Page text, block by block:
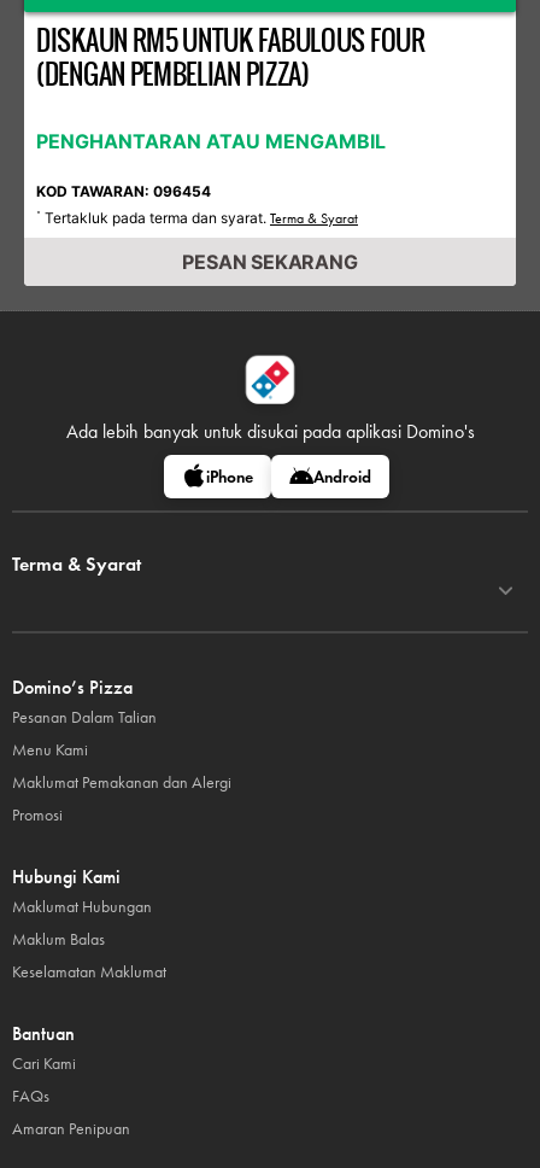
DISKAUN RM5 UNTUK FABULOUS FOUR
(DENGAN PEMBELIAN PIZZA)
PENGHANTARAN ATAU MENGAMBIL
KOD TAWARAN: 096454
* Tertakluk pada terma dan syarat. Terma & Syarat
PESAN SEKARANG
Ada lebih banyak untuk disukai pada aplikasi Domino's
iPhone Android
Terma & Syarat
Domino’s Pizza
Pesanan Dalam Talian
Menu Kami
Maklumat Pemakanan dan Alergi
Promosi
Hubungi Kami
Maklumat Hubungan
Maklum Balas
Keselamatan Maklumat
Bantuan
Cari Kami
FAQs
Amaran Penipuan